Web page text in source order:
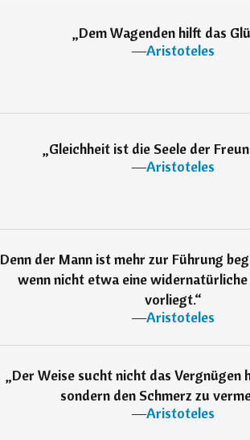
„Dem Wagenden hilft das
―Aristoteles
„Gleichheit ist die Seele der
―Aristoteles
Denn der Mann ist mehr zur Führung
wenn nicht etwa eine widernatürliche
vorliegt.“
―Aristoteles
„Der Weise sucht nicht das Vergnügen
sondern den Schmerz zu
―Aristoteles